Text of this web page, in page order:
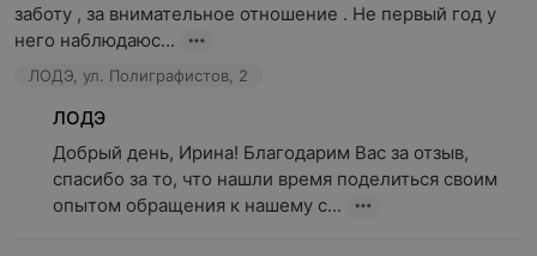
заботу , за внимательное отношение . Не первый год у
него наблюдаюс...
ЛОДЭ, ул. Полиграфистов, 2
ЛОДЭ
Добрый день, Ирина! Благодарим Вас за отзыв,
спасибо за то, что нашли время поделиться своим
опытом обращения к нашему с...